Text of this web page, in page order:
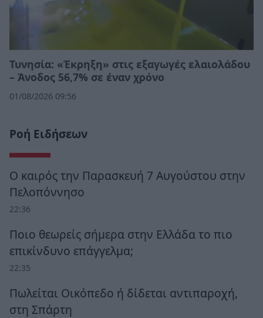
Τυνησία: «Έκρηξη» στις εξαγωγές ελαιολάδου
– Άνοδος 56,7% σε έναν χρόνο
01/08/2026 09:56
Ροή Ειδήσεων
Ο καιρός την Παρασκευή 7 Αυγούστου στην
Πελοπόννησο
22:36
Ποιο θεωρείς σήμερα στην Ελλάδα το πιο
επικίνδυνο επάγγελμα;
22:35
Πωλείται Οικόπεδο ή δίδεται αντιπαροχή,
στη Σπάρτη